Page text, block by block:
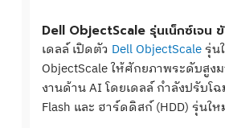
Dell ObjectScale รุ่นเน็กซ์เจน
เดลล์ เปิดตัว Dell ObjectScaleรุ่น
ObjectScale ให้ศักยภาพระดับสู
งานด้าน AI โดยเดลล์ กำลังปรับ
Flash และ ฮาร์ดดิสก์ (HDD) รุ่นใ